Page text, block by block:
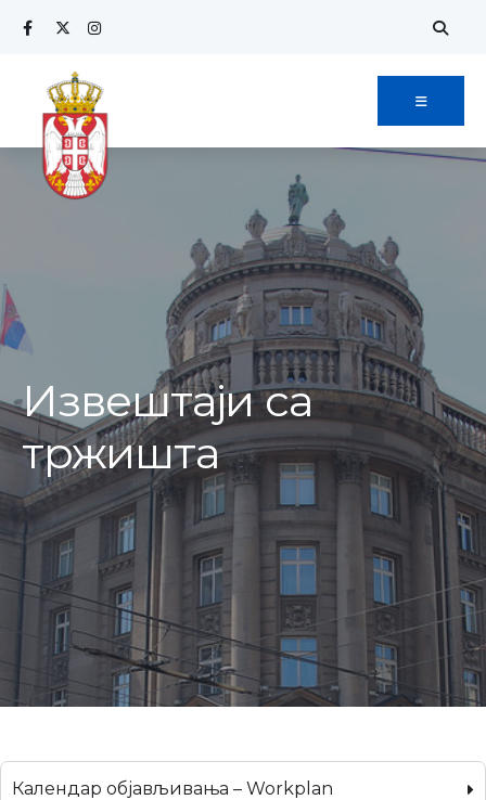
Извештаји са
тржишта
Календар објављивања – Workplan